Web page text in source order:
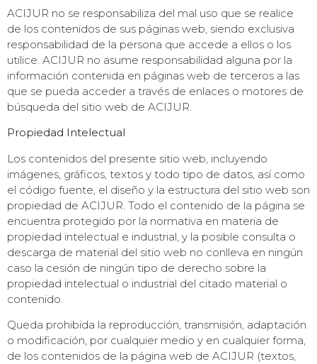
ACIJUR no se responsabiliza del mal uso que se realice
de los contenidos de sus páginas web, siendo exclusiva
responsabilidad de la persona que accede a ellos o los
utilice. ACIJUR no asume responsabilidad alguna por la
información contenida en páginas web de terceros a las
que se pueda acceder a través de enlaces o motores de
búsqueda del sitio web de ACIJUR.
Propiedad Intelectual
Los contenidos del presente sitio web, incluyendo
imágenes, gráficos, textos y todo tipo de datos, así como
el código fuente, el diseño y la estructura del sitio web son
propiedad de ACIJUR. Todo el contenido de la página se
encuentra protegido por la normativa en materia de
propiedad intelectual e industrial, y la posible consulta o
descarga de material del sitio web no conlleva en ningún
caso la cesión de ningún tipo de derecho sobre la
propiedad intelectual o industrial del citado material o
contenido.
Queda prohibida la reproducción, transmisión, adaptación
o modificación, por cualquier medio y en cualquier forma,
de los contenidos de la página web de ACIJUR (textos,